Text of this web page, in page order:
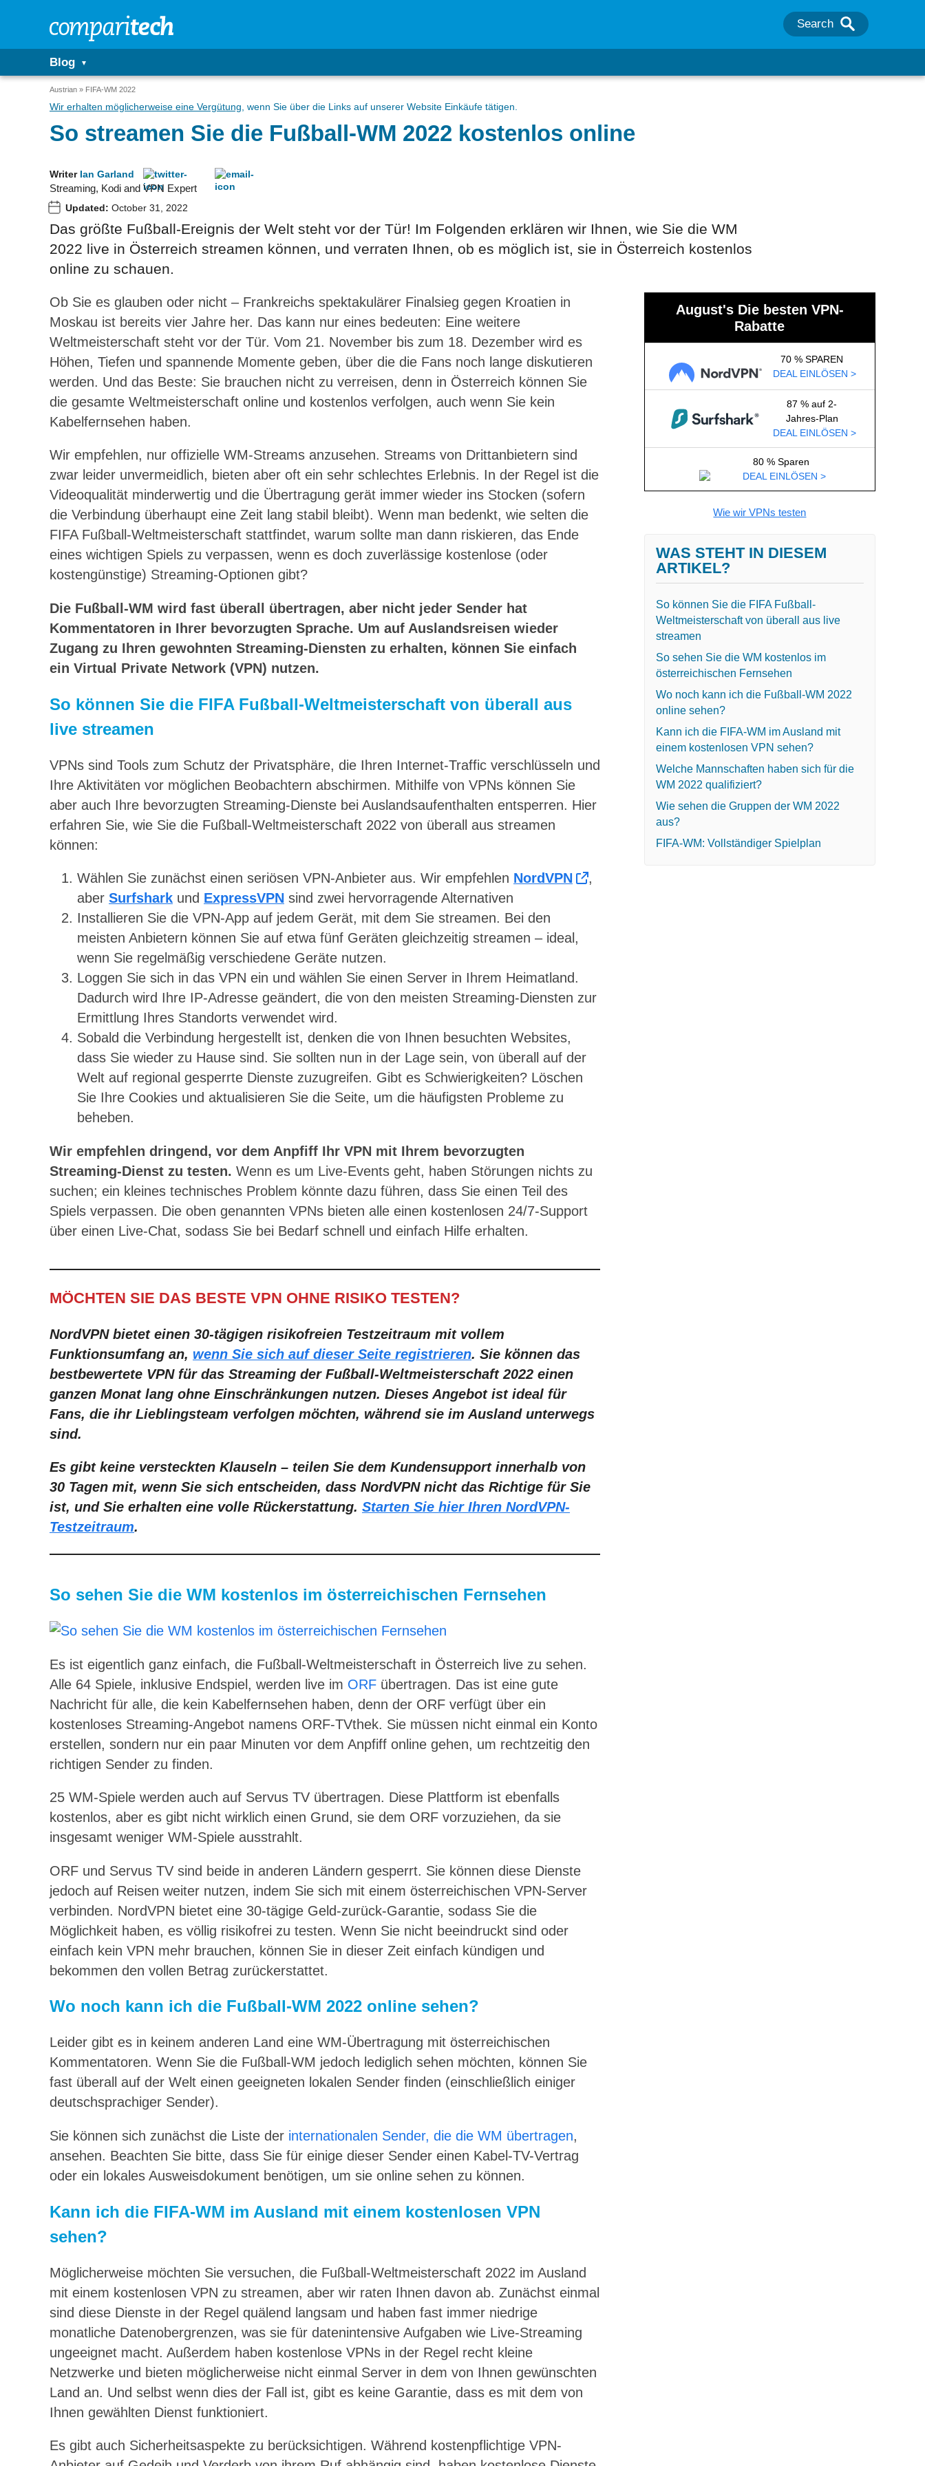
Search
Blog
Austrian FIFA-WM 2022
Wir erhalten möglicherweise eine Vergütung , wenn Sie über die Links auf unserer Website Einkäufe tätigen.
So streamen Sie die Fußball-WM 2022 kostenlos online
Writer Ian Garland
Streaming, Kodi and VPN Expert
Updated: October 31, 2022
Das größte Fußball-Ereignis der Welt steht vor der Tür! Im Folgenden erklären wir Ihnen, wie Sie die WM
2022 live in Österreich streamen können, und verraten Ihnen, ob es möglich ist, sie in Österreich kostenlos
online zu schauen.
Ob Sie es glauben oder nicht – Frankreichs spektakulärer Finalsieg gegen Kroatien in
Moskau ist bereits vier Jahre her. Das kann nur eines bedeuten: Eine weitere
Weltmeisterschaft steht vor der Tür. Vom 21. November bis zum 18. Dezember wird es
Höhen, Tiefen und spannende Momente geben, über die die Fans noch lange diskutieren
werden. Und das Beste: Sie brauchen nicht zu verreisen, denn in Österreich können Sie
die gesamte Weltmeisterschaft online und kostenlos verfolgen, auch wenn Sie kein
Kabelfernsehen haben.
Wir empfehlen, nur offizielle WM-Streams anzusehen. Streams von Drittanbietern sind
zwar leider unvermeidlich, bieten aber oft ein sehr schlechtes Erlebnis. In der Regel ist die
Videoqualität minderwertig und die Übertragung gerät immer wieder ins Stocken (sofern
die Verbindung überhaupt eine Zeit lang stabil bleibt). Wenn man bedenkt, wie selten die
FIFA Fußball-Weltmeisterschaft stattfindet, warum sollte man dann riskieren, das Ende
eines wichtigen Spiels zu verpassen, wenn es doch zuverlässige kostenlose (oder
kostengünstige) Streaming-Optionen gibt?
Die Fußball-WM wird fast überall übertragen, aber nicht jeder Sender hat
Kommentatoren in Ihrer bevorzugten Sprache. Um auf Auslandsreisen wieder
Zugang zu Ihren gewohnten Streaming-Diensten zu erhalten, können Sie einfach
ein Virtual Private Network (VPN) nutzen.
So können Sie die FIFA Fußball-Weltmeisterschaft von überall aus
live streamen
VPNs sind Tools zum Schutz der Privatsphäre, die Ihren Internet-Traffic verschlüsseln und
Ihre Aktivitäten vor möglichen Beobachtern abschirmen. Mithilfe von VPNs können Sie
aber auch Ihre bevorzugten Streaming-Dienste bei Auslandsaufenthalten entsperren. Hier
erfahren Sie, wie Sie die Fußball-Weltmeisterschaft 2022 von überall aus streamen
können:
Wählen Sie zunächst einen seriösen VPN-Anbieter aus. Wir empfehlen NordVPN
,
aber Surfshark und ExpressVPN sind zwei hervorragende Alternativen
Installieren Sie die VPN-App auf jedem Gerät, mit dem Sie streamen. Bei den
meisten Anbietern können Sie auf etwa fünf Geräten gleichzeitig streamen – ideal,
wenn Sie regelmäßig verschiedene Geräte nutzen.
Loggen Sie sich in das VPN ein und wählen Sie einen Server in Ihrem Heimatland.
Dadurch wird Ihre IP-Adresse geändert, die von den meisten Streaming-Diensten zur
Ermittlung Ihres Standorts verwendet wird.
Sobald die Verbindung hergestellt ist, denken die von Ihnen besuchten Websites,
dass Sie wieder zu Hause sind. Sie sollten nun in der Lage sein, von überall auf der
Welt auf regional gesperrte Dienste zuzugreifen. Gibt es Schwierigkeiten? Löschen
Sie Ihre Cookies und aktualisieren Sie die Seite, um die häufigsten Probleme zu
beheben.
Wir empfehlen dringend, vor dem Anpfiff Ihr VPN mit Ihrem bevorzugten
Streaming-Dienst zu testen. Wenn es um Live-Events geht, haben Störungen nichts zu
suchen; ein kleines technisches Problem könnte dazu führen, dass Sie einen Teil des
Spiels verpassen. Die oben genannten VPNs bieten alle einen kostenlosen 24/7-Support
über einen Live-Chat, sodass Sie bei Bedarf schnell und einfach Hilfe erhalten.
MÖCHTEN SIE DAS BESTE VPN OHNE RISIKO TESTEN?
NordVPN bietet einen 30-tägigen risikofreien Testzeitraum mit vollem
Funktionsumfang an, wenn Sie sich auf dieser Seite registrieren. Sie können das
bestbewertete VPN für das Streaming der Fußball-Weltmeisterschaft 2022 einen
ganzen Monat lang ohne Einschränkungen nutzen. Dieses Angebot ist ideal für
Fans, die ihr Lieblingsteam verfolgen möchten, während sie im Ausland unterwegs
sind.
Es gibt keine versteckten Klauseln – teilen Sie dem Kundensupport innerhalb von
30 Tagen mit, wenn Sie sich entscheiden, dass NordVPN nicht das Richtige für Sie
ist, und Sie erhalten eine volle Rückerstattung. Starten Sie hier Ihren NordVPN-
Testzeitraum.
So sehen Sie die WM kostenlos im österreichischen Fernsehen
Es ist eigentlich ganz einfach, die Fußball-Weltmeisterschaft in Österreich live zu sehen.
Alle 64 Spiele, inklusive Endspiel, werden live im ORF übertragen. Das ist eine gute
Nachricht für alle, die kein Kabelfernsehen haben, denn der ORF verfügt über ein
kostenloses Streaming-Angebot namens ORF-TVthek. Sie müssen nicht einmal ein Konto
erstellen, sondern nur ein paar Minuten vor dem Anpfiff online gehen, um rechtzeitig den
richtigen Sender zu finden.
25 WM-Spiele werden auch auf Servus TV übertragen. Diese Plattform ist ebenfalls
kostenlos, aber es gibt nicht wirklich einen Grund, sie dem ORF vorzuziehen, da sie
insgesamt weniger WM-Spiele ausstrahlt.
ORF und Servus TV sind beide in anderen Ländern gesperrt. Sie können diese Dienste
jedoch auf Reisen weiter nutzen, indem Sie sich mit einem österreichischen VPN-Server
verbinden. NordVPN bietet eine 30-tägige Geld-zurück-Garantie, sodass Sie die
Möglichkeit haben, es völlig risikofrei zu testen. Wenn Sie nicht beeindruckt sind oder
einfach kein VPN mehr brauchen, können Sie in dieser Zeit einfach kündigen und
bekommen den vollen Betrag zurückerstattet.
Wo noch kann ich die Fußball-WM 2022 online sehen?
Leider gibt es in keinem anderen Land eine WM-Übertragung mit österreichischen
Kommentatoren. Wenn Sie die Fußball-WM jedoch lediglich sehen möchten, können Sie
fast überall auf der Welt einen geeigneten lokalen Sender finden (einschließlich einiger
deutschsprachiger Sender).
Sie können sich zunächst die Liste der internationalen Sender, die die WM übertragen,
ansehen. Beachten Sie bitte, dass Sie für einige dieser Sender einen Kabel-TV-Vertrag
oder ein lokales Ausweisdokument benötigen, um sie online sehen zu können.
Kann ich die FIFA-WM im Ausland mit einem kostenlosen VPN
sehen?
Möglicherweise möchten Sie versuchen, die Fußball-Weltmeisterschaft 2022 im Ausland
mit einem kostenlosen VPN zu streamen, aber wir raten Ihnen davon ab. Zunächst einmal
sind diese Dienste in der Regel quälend langsam und haben fast immer niedrige
monatliche Datenobergrenzen, was sie für datenintensive Aufgaben wie Live-Streaming
ungeeignet macht. Außerdem haben kostenlose VPNs in der Regel recht kleine
Netzwerke und bieten möglicherweise nicht einmal Server in dem von Ihnen gewünschten
Land an. Und selbst wenn dies der Fall ist, gibt es keine Garantie, dass es mit dem von
Ihnen gewählten Dienst funktioniert.
Es gibt auch Sicherheitsaspekte zu berücksichtigen. Während kostenpflichtige VPN-
August's Die besten VPN-
Rabatte
70 % SPAREN
DEAL EINLÖSEN >
87 % auf 2-
Jahres-Plan
DEAL EINLÖSEN >
80 % Sparen
DEAL EINLÖSEN >
Wie wir VPNs testen
WAS STEHT IN DIESEM
ARTIKEL?
So können Sie die FIFA Fußball-
Weltmeisterschaft von überall aus live
streamen
So sehen Sie die WM kostenlos im
österreichischen Fernsehen
Wo noch kann ich die Fußball-WM 2022
online sehen?
Kann ich die FIFA-WM im Ausland mit
einem kostenlosen VPN sehen?
Welche Mannschaften haben sich für die
WM 2022 qualifiziert?
Wie sehen die Gruppen der WM 2022
aus?
FIFA-WM: Vollständiger Spielplan